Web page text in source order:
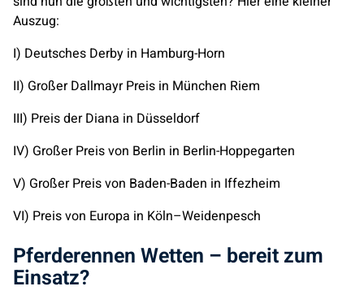
Auszug:
I) Deutsches Derby in Hamburg-Horn
II) Großer Dallmayr Preis in München Riem
III) Preis der Diana in Düsseldorf
IV) Großer Preis von Berlin in Berlin-Hoppegarten
V) Großer Preis von Baden-Baden in Iffezheim
VI) Preis von Europa in Köln–Weidenpesch
Pferderennen Wetten – bereit zum
Einsatz?